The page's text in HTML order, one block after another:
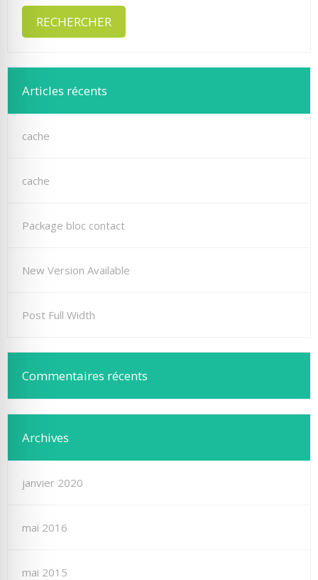
Articles récents
cache
cache
Package bloc contact
New Version Available
Post Full Width
Commentaires récents
Archives
janvier 2020
mai 2016
mai 2015